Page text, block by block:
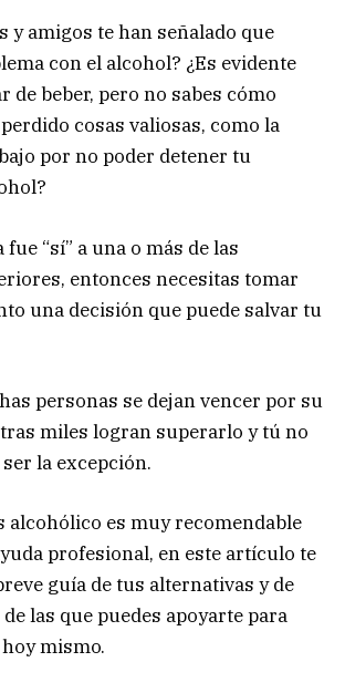
y amigos te han señalado que
con el alcohol? ¿Es evidente
de beber, pero no sabes cómo
cosas valiosas, como la
por no poder detener tu
“sí” a una o más de las
entonces necesitas tomar
una decisión que puede salvar tu
personas se dejan vencer por su
miles logran superarlo y tú no
la excepción.
alcohólico es muy recomendable
profesional, en este artículo te
guía de tus alternativas y de
las que puedes apoyarte para
mismo.